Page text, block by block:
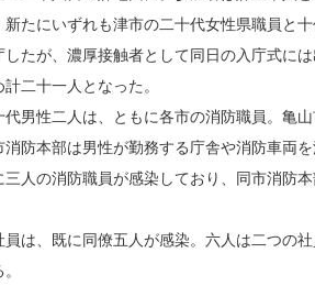
新たにいずれも津市の二十代女性県職員と
たが、濃厚接触者として同日の入庁式に
二十一人となった。
男性二人は、ともに各市の消防職員。亀
防本部は男性が勤務する庁舎や消防車両
三人の消防職員が感染しており、同市消防
は、既に同僚五人が感染。六人は二つの